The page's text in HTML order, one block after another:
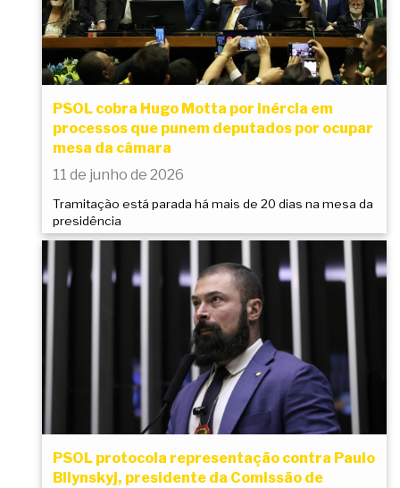
PSOL cobra Hugo Motta por inércia em
processos que punem deputados por ocupar
mesa da câmara
11 de junho de 2026
Tramitação está parada há mais de 20 dias na mesa da
presidência
PSOL protocola representação contra Paulo
Bilynskyj, presidente da Comissão de